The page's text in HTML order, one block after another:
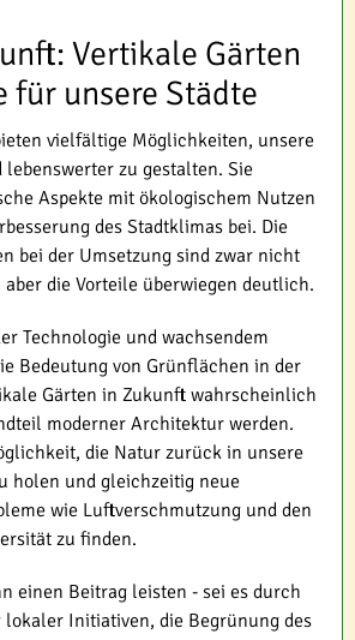
Vertikale Gärten
für unsere Städte
vielfältige Möglichkeiten, unsere
zu gestalten. Sie
Aspekte mit ökologischem Nutzen
des Stadtklimas bei. Die
bei der Umsetzung sind zwar nicht
die Vorteile überwiegen deutlich.
Technologie und wachsendem
Bedeutung von Grünflächen in der
Gärten in Zukunft wahrscheinlich
moderner Architektur werden.
die Natur zurück in unsere
holen und gleichzeitig neue
wie Luftverschmutzung und den
zu finden.
einen Beitrag leisten - sei es durch
Initiativen, die Begrünung des